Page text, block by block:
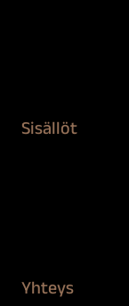
Sisällöt
Yhteys